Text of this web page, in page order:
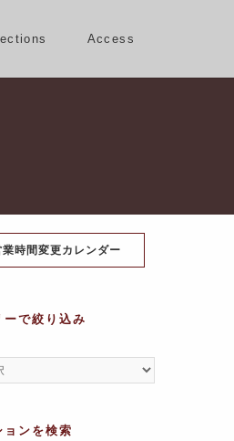
Access
時間変更カレンダー
で絞り込み
ンを検索